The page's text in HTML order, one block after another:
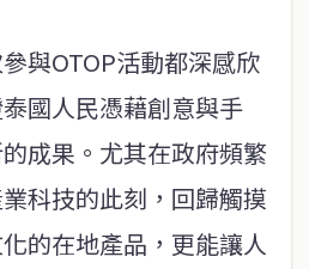
與OTOP活動都深感欣
國人民憑藉創意與手
成果。尤其在政府頻繁
科技的此刻，回歸觸摸
的在地產品，更能讓人